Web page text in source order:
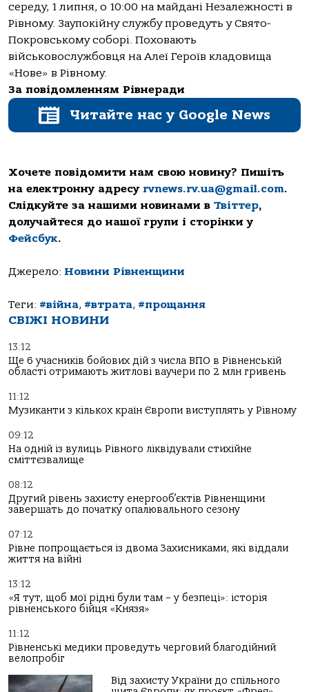
середу, 1 липня, о 10:00 на майдані Незалежності в
Рівному. Заупокійну службу проведуть у Свято-
Покровському соборі. Поховають
військовослужбовця на Алеї Героїв кладовища
«Нове» в Рівному.
За повідомленням Рівнеради
Читайте нас у Google News
Хочете повідомити нам свою новину? Пишіть
на електронну адресу rvnews.rv.ua@gmail.com.
Слідкуйте за нашими новинами в Твіттер,
долучайтеся до нашої групи і сторінки у
Фейсбук.
Джерело: Новини Рівненщини
Теги: #війна, #втрата, #прощання
СВІЖІ НОВИНИ
13:12
Ще 6 учасників бойових дій з числа ВПО в Рівненській
області отримають житлові ваучери по 2 млн гривень
11:12
Музиканти з кількох країн Європи виступлять у Рівному
09:12
На одній із вулиць Рівного ліквідували стихійне
сміттєзвалище
08:12
Другий рівень захисту енергооб’єктів Рівненщини
завершать до початку опалювального сезону
07:12
Рівне попрощається із двома Захисниками, які віддали
життя на війні
13:12
«Я тут, щоб мої рідні були там – у безпеці»: історія
рівненського бійця «Князя»
11:12
Рівненські медики проведуть черговий благодійний
велопробіг
Від захисту України до спільного